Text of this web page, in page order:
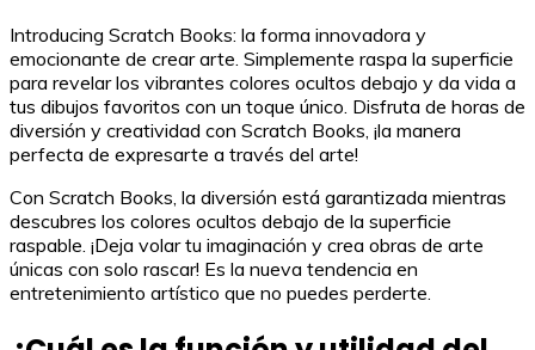
Introducing Scratch Books: la forma innovadora y
emocionante de crear arte. Simplemente raspa la superficie
para revelar los vibrantes colores ocultos debajo y da vida a
tus dibujos favoritos con un toque único. Disfruta de horas de
diversión y creatividad con Scratch Books, ¡la manera
perfecta de expresarte a través del arte!
Con Scratch Books, la diversión está garantizada mientras
descubres los colores ocultos debajo de la superficie
raspable. ¡Deja volar tu imaginación y crea obras de arte
únicas con solo rascar! Es la nueva tendencia en
entretenimiento artístico que no puedes perderte.